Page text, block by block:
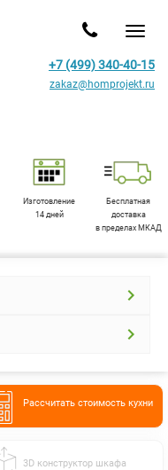
Изготовление
14 дней
Бесплатная
доставка
в пределах МКАД
+7 (499) 340-40-15
zakaz@homprojekt.ru
Расcчитать стоимость кухни
3D конструктор шкафа